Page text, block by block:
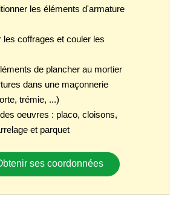
les éléments d'armature
les coffrages et couler les
de plancher au mortier
dans une maçonnerie
trémie, ...)
oeuvres : placo, cloisons,
et parquet
ses coordonnées